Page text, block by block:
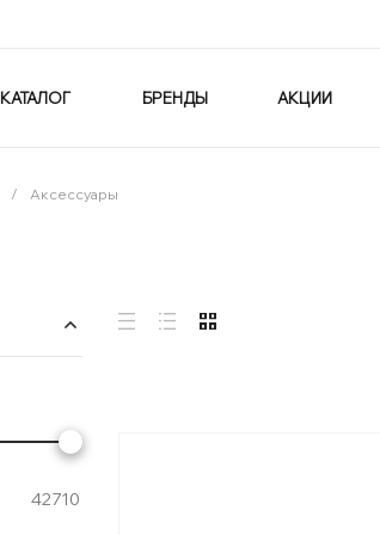
КАТАЛОГ БРЕНДЫ АКЦИИ
/ Аксессуары